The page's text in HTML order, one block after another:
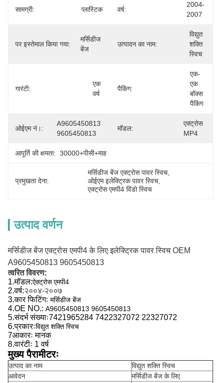
सामग्री: प्लास्टिक वर्ष:
2004-
2007
पर इस्तेमाल किया गया:
मर्सिडीज
बेंज
उत्पादन का नाम:
विद्युत
शक्ति
स्विच
गारंटी:
एक
वर्ष
पैकिंग:
एक-
एक
बॉक्स
पैकिंग
ओईएम नं।:
A9605450813
9605450813
मॉडल:
एक्ट्रोस
MP4
आपूर्ति की क्षमता: 30000+पीसी+माह
प्रमुखता देना:
मर्सिडीज बेंज एक्ट्रोस पावर स्विच
ओईएम इलेक्ट्रिक पावर स्विच
एक्ट्रोस एमपी4 विंडो स्विच
उत्पाद वर्णन
मर्सिडीज बेंज एक्ट्रोस एमपी4 के लिए इलेक्ट्रिक पावर स्विच OEM
A9605450813 9605450813
त्वरित विवरण:
1.मॉडल:ऐक्ट्रोस एमपी4
2.वर्ष:२००४-२००७
3.कार फिटिंगः मर्सिडीज बेंज
4.OE NO.: A9605450813 9605450813
5.संदर्भ संख्याः7421965284 7422327072 22327072
6.प्रकारःविद्युत शक्ति स्विच
7आकारः मानक
8.वारंटीः 1 वर्ष
मुख्य पैरामीटरः
उत्पाद का नाम
विद्युत शक्ति स्विच
आवेदन
मर्सिडीज बेंज के लिए